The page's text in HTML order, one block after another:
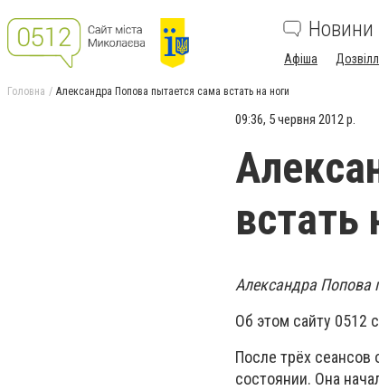
Новини
Афіша
Головна Александра Попова пытается сама встать на ноги
09:36, 5 червня 2012 р.
встать
Александра Попова
Об этом сайту 0512
После трёх сеансов
состоянии. Она